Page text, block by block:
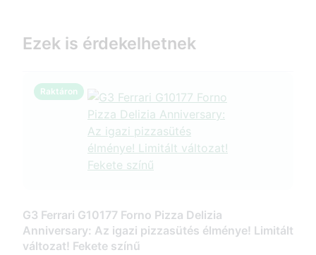
Ezek is érdekelhetnek
Raktáron
G3 Ferrari G10177 Forno Pizza Delizia
Anniversary: Az igazi pizzasütés élménye! Limitált
változat! Fekete színű